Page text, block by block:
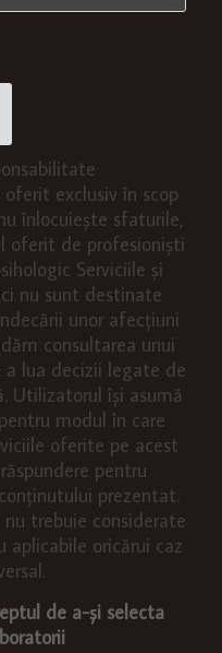
exclusiv în scop
înlocuiește sfaturile,
oferit de profesioniști
Serviciile și
nu sunt destinate
unor afecțiuni
consultarea unui
lua decizii legate de
Utilizatorul își asumă
modul în care
oferite pe acest
pentru
prezentat.
trebuie considerate
aplicabile oricărui caz
de a-și selecta